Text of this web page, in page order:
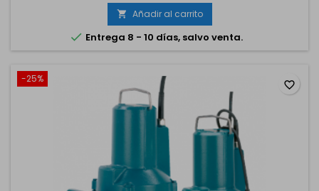
 Añadir al carrito
 Entrega 8 - 10 días, salvo venta.
-25% favorite_border